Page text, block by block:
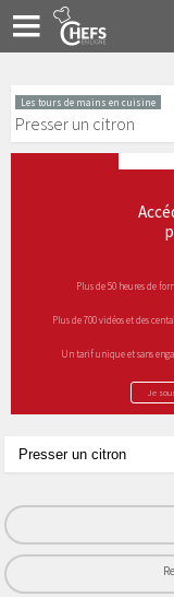
Les tours de mains en cuisine
Presser un citron
Plus de 50 heures de
Plus de 700 vidéos et des
Un tarif unique et sans
Je